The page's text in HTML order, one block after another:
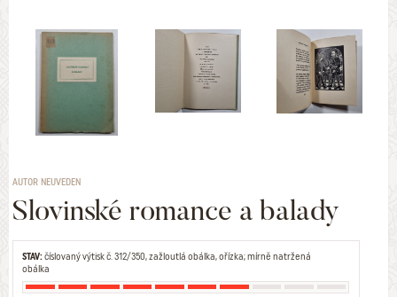
AUTOR NEUVEDEN
Slovinské romance a balady
STAV:číslovaný výtisk č. 312/350, zažloutlá obálka, ořízka; mírně natržená
obálka